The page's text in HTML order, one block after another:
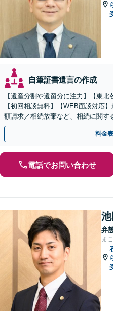
自筆証書遺言の作成
【遺産分割や遺留分に注力】【東北
【初回相談無料】【WEB面談対応
額請求／相続放棄など、相続に関す
事情やご意向を丁寧にお聞きし、有
料金
電話でお問い合わせ
弁
ま